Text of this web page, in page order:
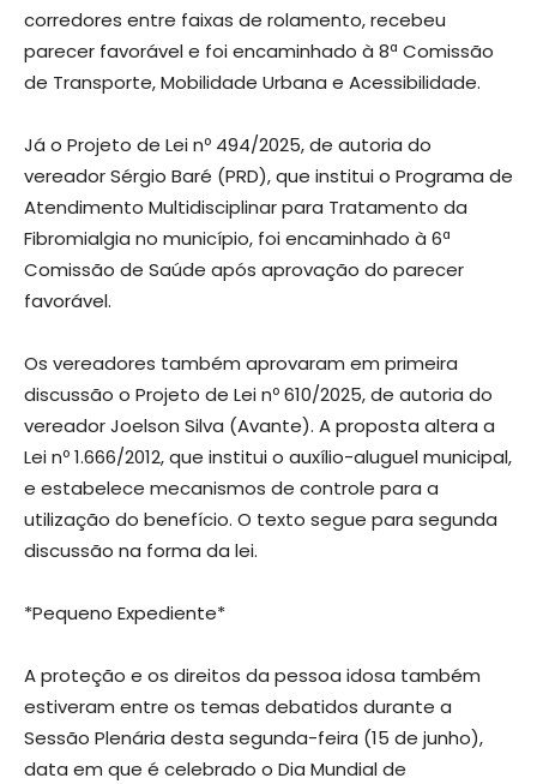
corredores entre faixas de rolamento, recebeu
parecer favorável e foi encaminhado à 8ª Comissão
de Transporte, Mobilidade Urbana e Acessibilidade.
Já o Projeto de Lei nº 494/2025, de autoria do
vereador Sérgio Baré (PRD), que institui o Programa de
Atendimento Multidisciplinar para Tratamento da
Fibromialgia no município, foi encaminhado à 6ª
Comissão de Saúde após aprovação do parecer
favorável.
Os vereadores também aprovaram em primeira
discussão o Projeto de Lei nº 610/2025, de autoria do
vereador Joelson Silva (Avante). A proposta altera a
Lei nº 1.666/2012, que institui o auxílio-aluguel municipal,
e estabelece mecanismos de controle para a
utilização do benefício. O texto segue para segunda
discussão na forma da lei.
*Pequeno Expediente*
A proteção e os direitos da pessoa idosa também
estiveram entre os temas debatidos durante a
Sessão Plenária desta segunda-feira (15 de junho),
data em que é celebrado o Dia Mundial de